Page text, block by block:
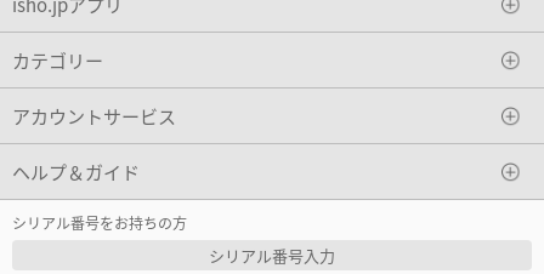
カテゴリー
アカウントサービス
ヘルプ＆ガイド
シリアル番号をお持ちの方
シリアル番号入力